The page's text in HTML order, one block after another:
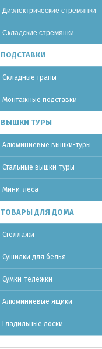
Диэлектрические стремянки
Складские стремянки
ПОДСТАВКИ
Складные трапы
Монтажные подставки
ВЫШКИ ТУРЫ
Алюминиевые вышки-туры
Стальные вышки-туры
Мини-леса
ТОВАРЫ ДЛЯ ДОМА
Стеллажи
Сушилки для белья
Сумки-тележки
Алюминиевые ящики
Гладильные доски